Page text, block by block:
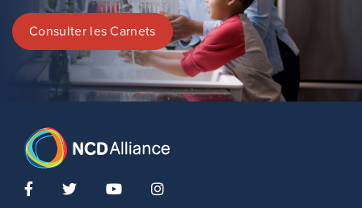
Consulter les Carnets